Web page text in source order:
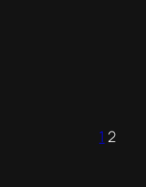
1 2